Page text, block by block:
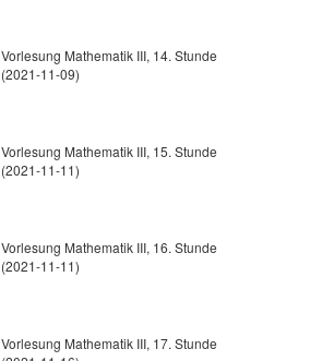
Vorlesung Mathematik III, 14. Stunde
(2021-11-09)
Vorlesung Mathematik III, 15. Stunde
(2021-11-11)
Vorlesung Mathematik III, 16. Stunde
(2021-11-11)
Vorlesung Mathematik III, 17. Stunde